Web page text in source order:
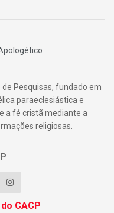
Pesquisas, fundado em
paraeclesiástica e
a fé cristã mediante a
religiosas.
CACP